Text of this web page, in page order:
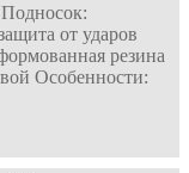
от ударов
резина
Особенности: